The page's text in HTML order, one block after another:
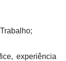
experiência